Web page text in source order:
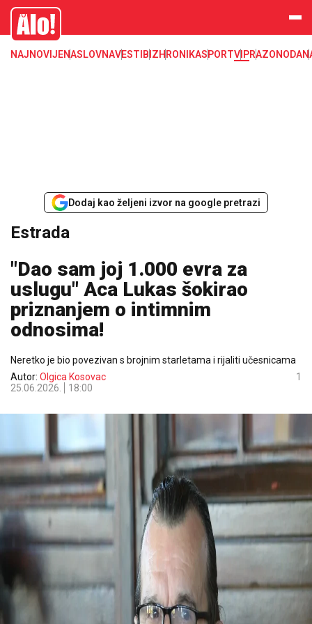
Estrada, poznati, VIP
Alo
NAJNOVIJENASLOVNAVESTI BIZHRONIKASPORTVIPRAZONODA
Dodaj kao željeni izvor na google pretrazi
Estrada
"Dao sam joj 1.000 evra za
uslugu" Aca Lukas šokirao
priznanjem o intimnim
odnosima!
Neretko je bio povezivan s brojnim starletama i rijaliti učesnicama
Autor: Olgica Kosovac
25.06.2026.
18:00
1